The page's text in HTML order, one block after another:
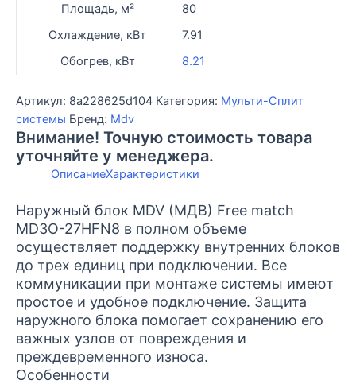
27HFN8
Площадь, м²
80
Охлаждение, кВт
7.91
Обогрев, кВт
8.21
Артикул: 8a228625d104 Категория: Мульти-Сплит
системы Бренд: Mdv
Внимание! Точную стоимость товара
уточняйте у менеджера.
ОписаниеХарактеристики
Наружный блок MDV (МДВ) Free match
MD3O-27HFN8 в полном объеме
осуществляет поддержку внутренних блоков
до трех единиц при подключении. Все
коммуникации при монтаже системы имеют
простое и удобное подключение. Защита
наружного блока помогает сохранению его
важных узлов от повреждения и
преждевременного износа.
Особенности